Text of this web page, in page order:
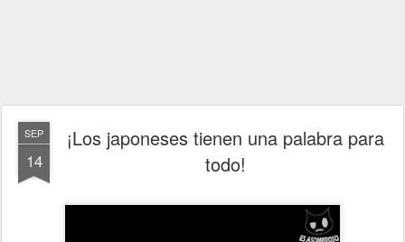
SEP
14
¡Los japoneses tienen una palabra para
todo!